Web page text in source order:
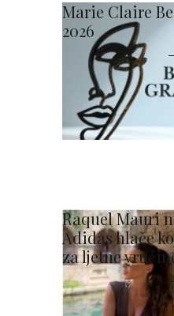
Marie Claire
2026
Raquel Mauri
Adidas hlače
za ljetne